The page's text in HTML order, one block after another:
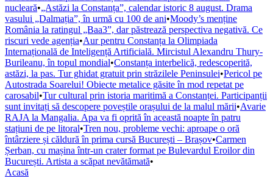
nucleară•„Astăzi la Constanța”, calendar istoric 8 august. Drama
vasului „Dalmația”, în urmă cu 100 de ani•Moody’s menține
România la ratingul „Baa3”, dar păstrează perspectiva negativă. Ce
riscuri vede agenția•Aur pentru Constanța la Olimpiada
Internațională de Inteligență Artificială. Mircistul Alexandru Thury-
Burileanu, în topul mondial•Constanța interbelică, redescoperită,
astăzi, la pas. Tur ghidat gratuit prin străzilele Peninsulei•Pericol pe
Autostrada Soarelui! Obiecte metalice găsite în mod repetat pe
carosabil•Tur cultural prin istoria maritimă a Constanței. Participanții
sunt invitați să descopere poveștile orașului de la malul mării•Avarie
RAJA la Mangalia. Apa va fi oprită în această noapte în patru
stațiuni de pe litoral•Tren nou, probleme vechi: aproape o oră
întârziere și căldură în prima cursă București – Brașov•Carmen
Șerban, cu mașina într-un crater format pe Bulevardul Eroilor din
București. Artista a scăpat nevătămată•
Acasă